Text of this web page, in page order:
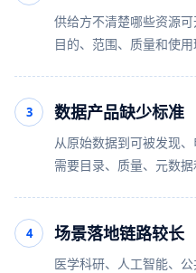
供给方不清楚哪些资源
目的、范围、质量和使用
3 数据产品缺少标准
从原始数据到可被发现、
需要目录、质量、元数据
4 场景落地链路较长
医学科研、人工智能、